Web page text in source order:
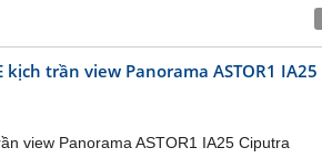
của Tập đoàn Vingroup. Quần
chuẩn quốc tế mang thương hiệu
trần view Panorama ASTOR1
view Panorama ASTOR1 IA25 Ciputra